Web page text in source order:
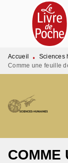
MENU
PIED DE PAGE
Accueil • Sciences
Comme une feuille
COMME